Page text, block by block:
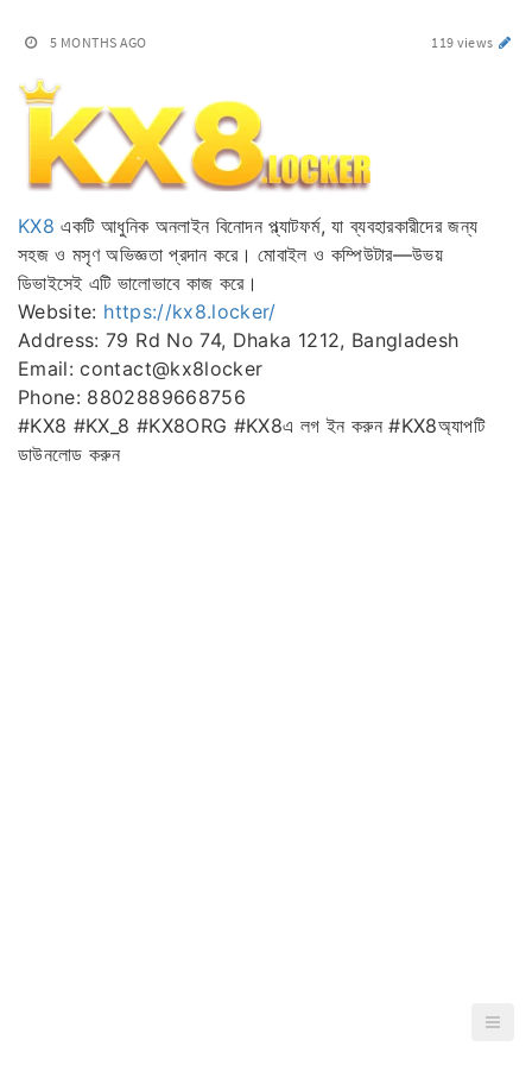
5 MONTHS AGO 119 views
KX8 একটি আধুনিক অনলাইন বিনোদন প্ল্যাটফর্ম, যা ব্যবহারকারীদের জন্য
সহজ ও মসৃণ অভিজ্ঞতা প্রদান করে। মোবাইল ও কম্পিউটার—উভয়
ডিভাইসেই এটি ভালোভাবে কাজ করে।
Website: https://kx8.locker/
Address: 79 Rd No 74, Dhaka 1212, Bangladesh
Email: contact@kx8locker
Phone: 8802889668756
#KX8 #KX_8 #KX8ORG #KX8এ লগ ইন করুন #KX8অ্যাপটি
ডাউনলোড করুন